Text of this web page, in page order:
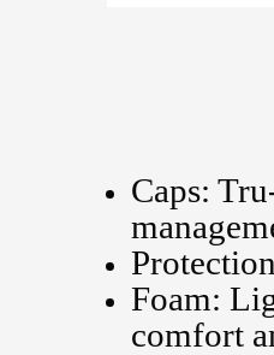
Caps:
Foam:
comfort